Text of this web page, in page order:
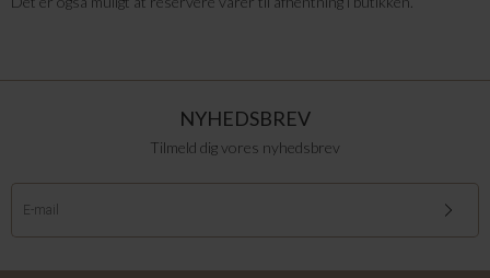
NYHEDSBREV
Tilmeld dig vores nyhedsbrev